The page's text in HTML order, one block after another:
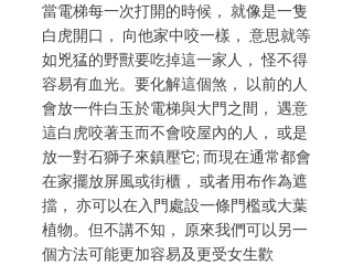
當電梯每一次打開的時候， 就像是一隻
白虎開口， 向他家中咬一樣， 意思就等
如兇猛的野獸要吃掉這一家人， 怪不得
容易有血光。要化解這個煞， 以前的人
會放一件白玉於電梯與大門之間， 遇意
這白虎咬著玉而不會咬屋內的人， 或是
放一對石獅子來鎮壓它; 而現在通常都會
在家擺放屏風或街櫃， 或者用布作為遮
擋， 亦可以在入門處設一條門檻或大葉
植物。但不講不知， 原來我們可以另一
個方法可能更加容易及更受女生歡